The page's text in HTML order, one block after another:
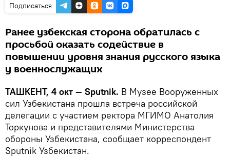
Подписаться
Ранее узбекская сторона обратилась с
просьбой оказать содействие в
повышении уровня знания русского языка
у военнослужащих
ТАШКЕНТ, 4 окт — Sputnik. В Музее Вооруженных
сил Узбекистана прошла встреча российской
делегации с участием ректора МГИМО Анатолия
Торкунова и представителями Министерства
обороны Узбекистана, сообщает корреспондент
Sputnik Узбекистан.